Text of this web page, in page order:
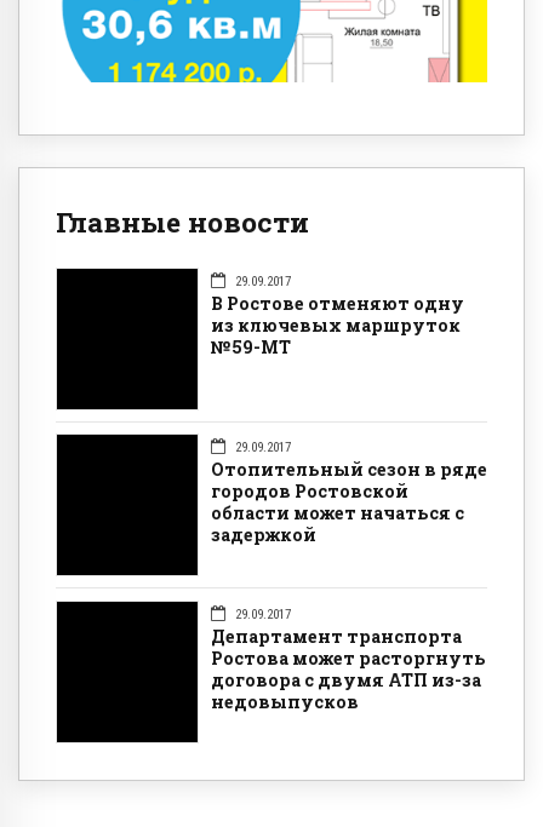
Главные новости
29.09.2017
В Ростове отменяют одну
из ключевых маршруток
№59-МТ
29.09.2017
Отопительный сезон в ряде
городов Ростовской
области может начаться с
задержкой
29.09.2017
Департамент транспорта
Ростова может расторгнуть
договора с двумя АТП из-за
недовыпусков